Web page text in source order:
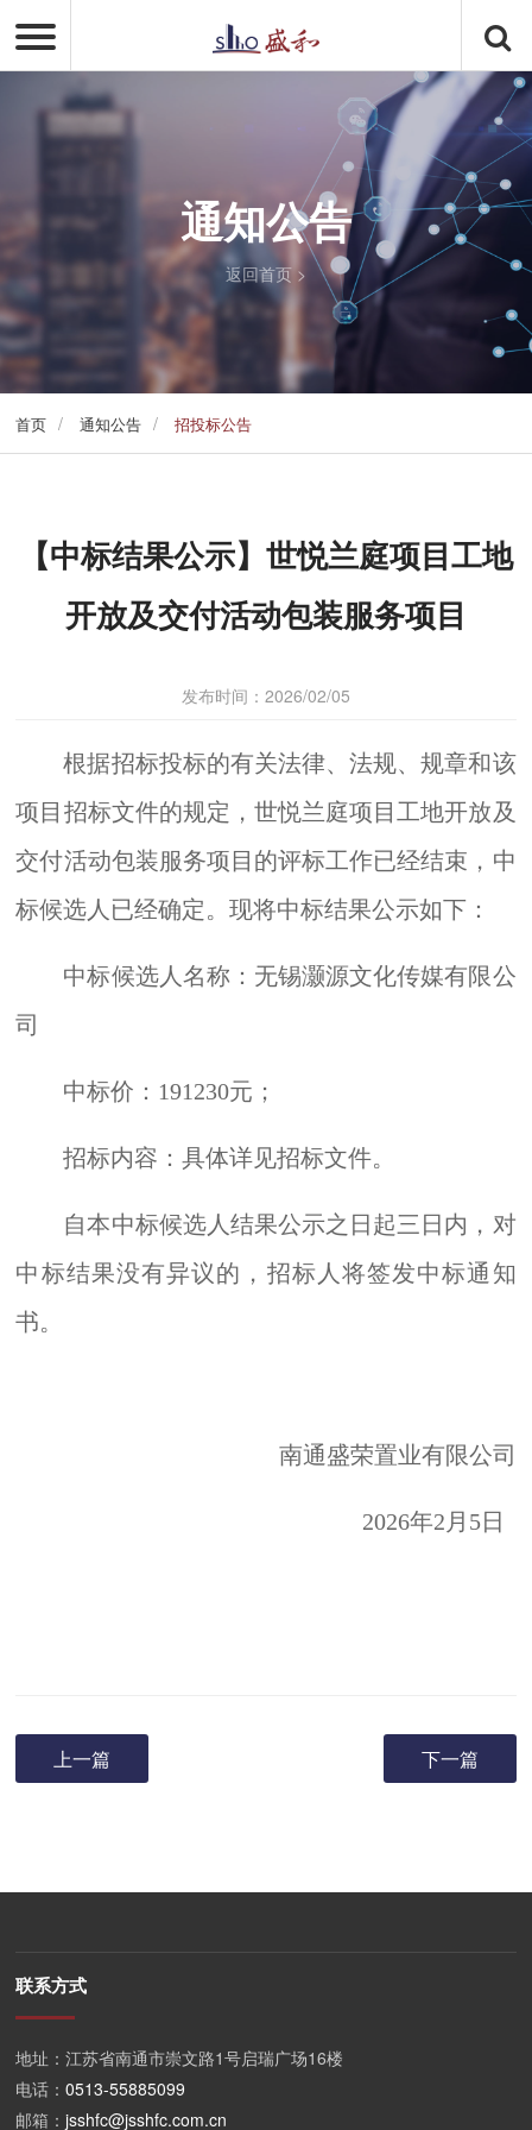
通知公告
返回首页 >
首页 / 通知公告 / 招投标公告
【中标结果公示】世悦兰庭项目工地
开放及交付活动包装服务项目
发布时间：2026/02/05
根据招标投标的有关法律、法规、规章和该
项目招标文件的规定，世悦兰庭项目工地开放及
交付活动包装服务项目的评标工作已经结束，中
标候选人已经确定。现将中标结果公示如下：
中标候选人名称：无锡灏源文化传媒有限公
司
中标价：191230元；
招标内容：具体详见招标文件。
自本中标候选人结果公示之日起三日内，对
中标结果没有异议的，招标人将签发中标通知
书。
南通盛荣置业有限公司
2026年2月5日
上一篇 下一篇
联系方式
地址：江苏省南通市崇文路1号启瑞广场16楼
电话：0513-55885099
邮箱：jsshfc@jsshfc.com.cn